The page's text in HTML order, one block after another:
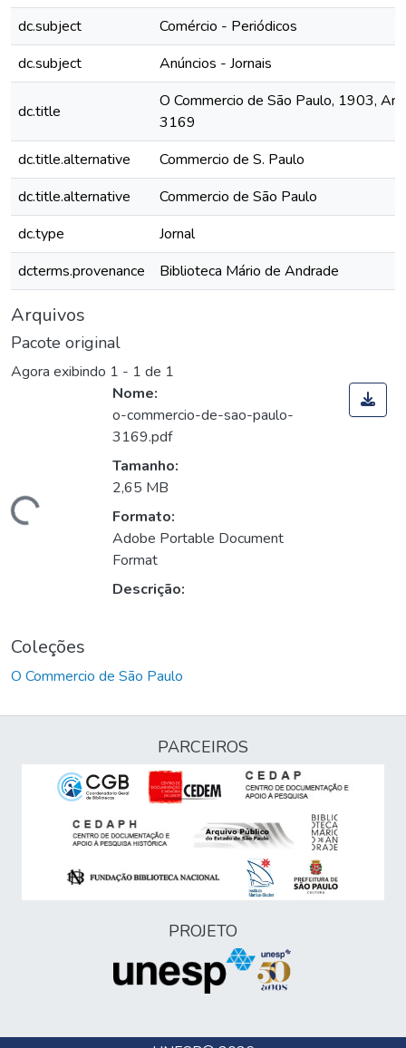
dc.subject
Comércio - Periódicos
dc.subject
Anúncios - Jornais
dc.title
O Commercio de São Paulo, 1903,
3169
dc.title.alternative
Commercio de S. Paulo
dc.title.alternative
Commercio de São Paulo
dc.type
Jornal
dcterms.provenance
Biblioteca Mário de Andrade
Arquivos
Pacote original
Agora exibindo 1 - 1 de 1
Nome:
o-commercio-de-sao-paulo-
3169.pdf
Tamanho:
2,65 MB
Formato:
Adobe Portable Document
Format
Descrição:
Coleções
O Commercio de São Paulo
PARCEIROS
PROJETO